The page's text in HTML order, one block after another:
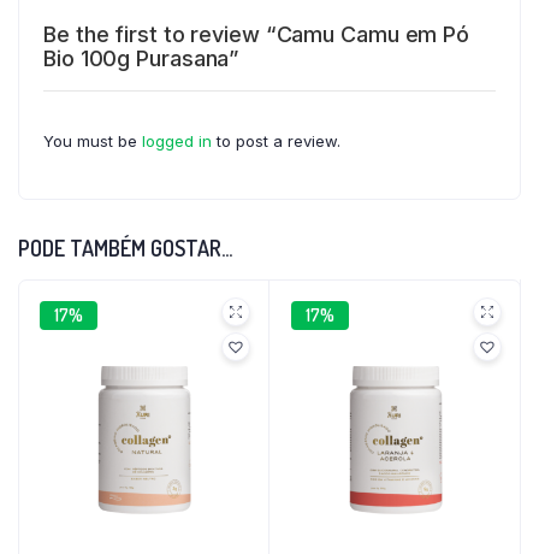
Be the first to review “Camu Camu em Pó
Bio 100g Purasana”
You must be logged in to post a review.
PODE TAMBÉM GOSTAR…
17% 17%